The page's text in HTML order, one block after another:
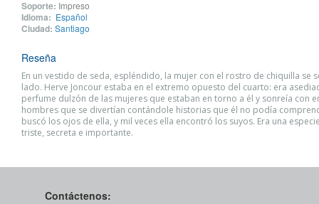
Soporte: Impreso
Idioma: Español
Ciudad: Santiago
Reseña
En un vestido de seda, espléndido, la mujer con el rostro de chiquilla se
lado. Herve Joncour estaba en el extremo opuesto del cuarto: era
perfume dulzón de las mujeres que estaban en torno a él y sonreía con
hombres que se divertían contándole historias que él no podía
buscó los ojos de ella, y mil veces ella encontró los suyos. Era una
triste, secreta e importante.
Contáctenos: